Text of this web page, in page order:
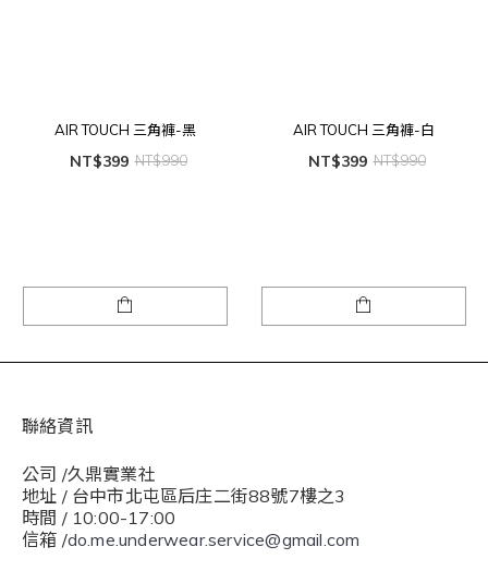
AIR TOUCH 三角褲-黑
NT$399 NT$990
AIR TOUCH 三角褲-白
NT$399 NT$990
聯絡資訊
公司 /久鼎實業社
地址 / 台中市北屯區后庄二街88號7樓之3
時間 / 10:00-17:00
信箱 /do.me.underwear.service@gmail.com